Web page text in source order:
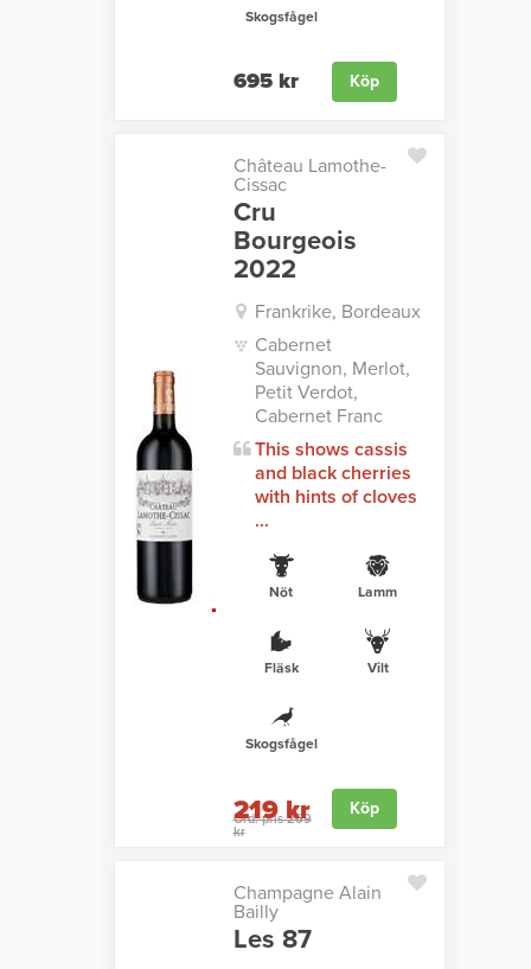
Skogsfågel
695 kr Köp
Château Lamothe-
Cissac
Cru
Bourgeois
2022
Frankrike, Bordeaux
Cabernet
Sauvignon, Merlot,
Petit Verdot,
Cabernet Franc
This shows cassis
and black cherries
with hints of cloves
...
Nöt Lamm
Fläsk Vilt
Skogsfågel
Ord. pris 269
kr
219 kr Köp
Champagne Alain
Bailly
Les 87